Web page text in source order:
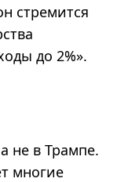
стремится
до 2%».
не в Трампе.
многие